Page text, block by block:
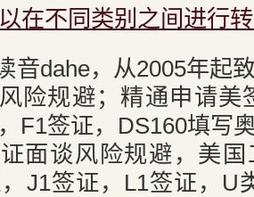
在不同类别之间进行
音dahe，从2005年起
险规避；精通申请美
F1签证，DS160填写
面谈风险规避，美
J1签证，L1签证，U